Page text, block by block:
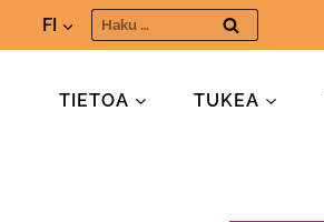
FI Haku:
TIETOA TUKEA